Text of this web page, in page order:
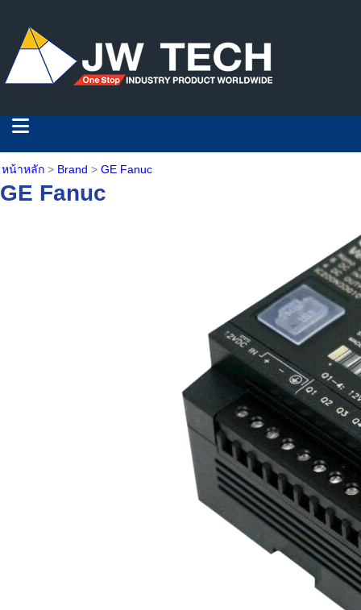
หน้าหลัก > Brand > GE Fanuc
GE Fanuc